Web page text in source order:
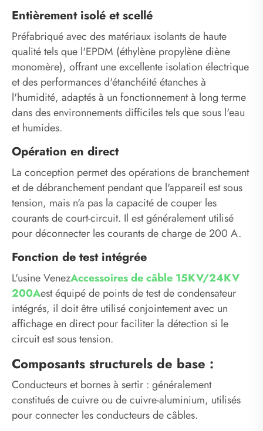
Entièrement isolé et scellé
Préfabriqué avec des matériaux isolants de haute
qualité tels que l'EPDM (éthylène propylène diène
monomère), offrant une excellente isolation électrique
et des performances d'étanchéité étanches à
l'humidité, adaptés à un fonctionnement à long terme
dans des environnements difficiles tels que sous l'eau
et humides. ‌
Opération en direct
La conception permet des opérations de branchement
et de débranchement pendant que l'appareil est sous
tension, mais n'a pas la capacité de couper les
courants de court-circuit. Il est généralement utilisé
pour déconnecter les courants de charge de 200 A. ‌
Fonction de test intégrée
L'usine VenezAccessoires de câble 15KV/24KV
200Aest équipé de points de test de condensateur
intégrés, il doit être utilisé conjointement avec un
affichage en direct pour faciliter la détection si le
circuit est sous tension. ‌
Composants structurels de base :
Conducteurs et bornes à sertir : généralement
constitués de cuivre ou de cuivre-aluminium, utilisés
pour connecter les conducteurs de câbles. ‌